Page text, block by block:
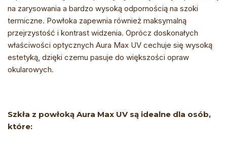
na zarysowania a bardzo wysoką odpornością na szoki
termiczne. Powłoka zapewnia również maksymalną
przejrzystość i kontrast widzenia. Oprócz doskonałych
właściwości optycznych Aura Max UV cechuje się wysoką
estetyką, dzięki czemu pasuje do większości opraw
okularowych.
Szkła z powłoką Aura Max UV są idealne dla osób,
które: